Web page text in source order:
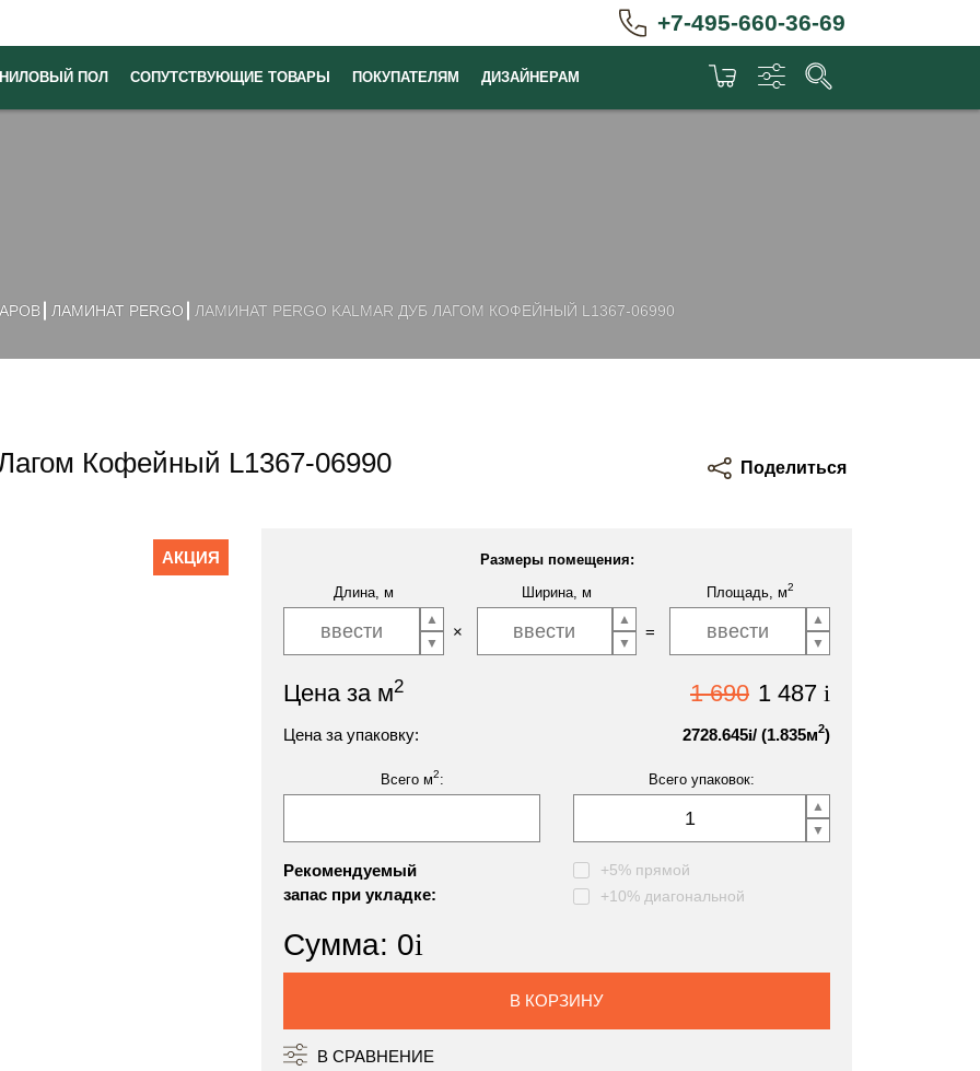
+7-495-660-36-69
ПОЛ СОПУТСТВУЮЩИЕ ТОВАРЫ ПОКУПАТЕЛЯМ ДИЗАЙНЕРАМ
ЛАМИНАТ PERGO ЛАМИНАТ PERGO KALMAR ДУБ ЛАГОМ КОФЕЙНЫЙ L1367-06990
Кофейный L1367-06990 Поделиться
АКЦИЯ
Размеры помещения:
Длина, м
Ширина, м Площадь, м2
Цена за м2 1 690 1 487 i
Цена за упаковку: 2728.645i/ (1.835м2)
Всего м2: Всего упаковок:
Рекомендуемый
запас при укладке:
+5% прямой
+10% диагональной
Сумма: 0i
В КОРЗИНУ
В СРАВНЕНИЕ